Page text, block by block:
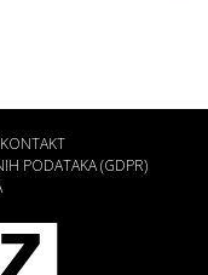
KONTAKT
PODATAKA (GDPR)